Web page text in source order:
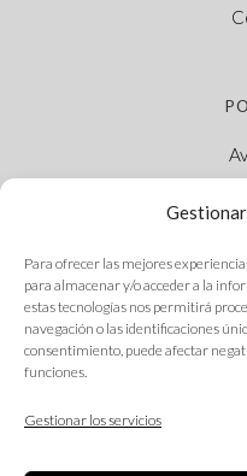
Para ofrecer las mejores
para almacenar y/o acceder a la
estas tecnologías nos permitirá
navegación o las identificaciones
consentimiento, puede afectar
funciones.
Gestionar los servicios